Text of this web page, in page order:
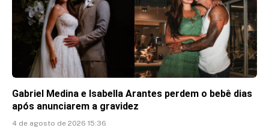
Gabriel Medina e Isabella Arantes perdem o bebê dias
após anunciarem a gravidez
4 de agosto de 2026 15:36